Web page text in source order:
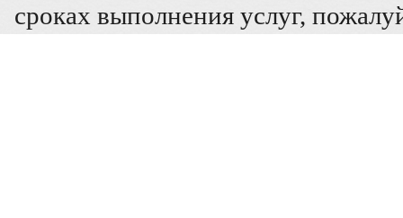
сроках выполнения услуг,